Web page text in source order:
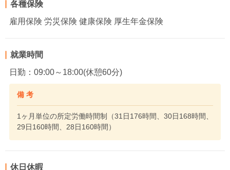
各種保険
雇用保険 労災保険 健康保険 厚生年金保険
就業時間
日勤：09:00～18:00(休憩60分)
備 考
1ヶ月単位の所定労働時間制（31日176時間、30日168時間、
29日160時間、28日160時間）
休日休暇